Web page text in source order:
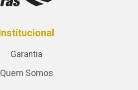
Institucional
Garantia
Quem Somos